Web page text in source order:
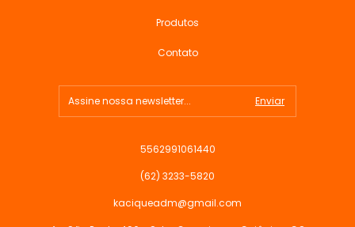
Produtos
Contato
5562991061440
(62) 3233-5820
kaciqueadm@gmail.com